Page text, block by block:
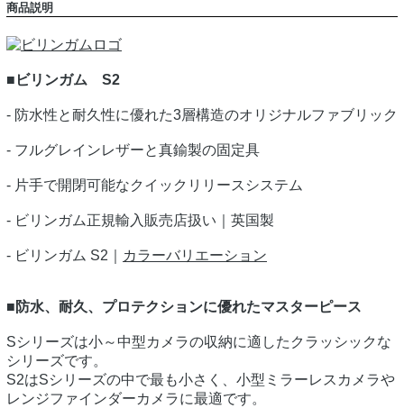
商品説明
■ビリンガム S2
- 防水性と耐久性に優れた3層構造のオリジナルファブリック
- フルグレインレザーと真鍮製の固定具
- 片手で開閉可能なクイックリリースシステム
- ビリンガム正規輸入販売店扱い｜英国製
- ビリンガム S2｜ カラーバリエーション
■防水、耐久、プロテクションに優れたマスターピース
Sシリーズは小～中型カメラの収納に適したクラッシックな
シリーズです。
S2はSシリーズの中で最も小さく、小型ミラーレスカメラや
レンジファインダーカメラに最適です。